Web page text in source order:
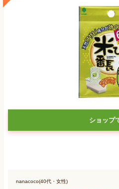
ショップ
nanacoco(40代・女性)